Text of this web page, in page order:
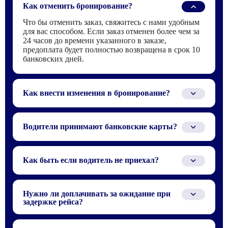
Как отменить бронирование?
Что бы отменить заказ, свяжитесь с нами удобным
для вас способом. Если заказ отменен более чем за
24 часов до времени указанного в заказе,
предоплата будет полностью возвращена в срок 10
банковских дней.
Как внести изменения в бронирование?
Для того что бы внести изменения в заказ,
свяжитесь с нами по телефону или электронной
почте, которые указаны в бронирование.
Водители принимают банковские карты?
Водителю можно заплатить только наличными или
Как быть если водитель не приехал?
Ситуация при которой водитель не приехал,
случаются крайне редко, зачастую из-за того, что не
получается найти или связаться с водителем в
аэропорту. В таком случае, мы рекомендуем
подождать 15 - 30 минут, возможно, водитель
Нужно ли доплачивать за ожидание при
задержке рейса?
Нет, водитель следит за прилетом по номеру рейса,